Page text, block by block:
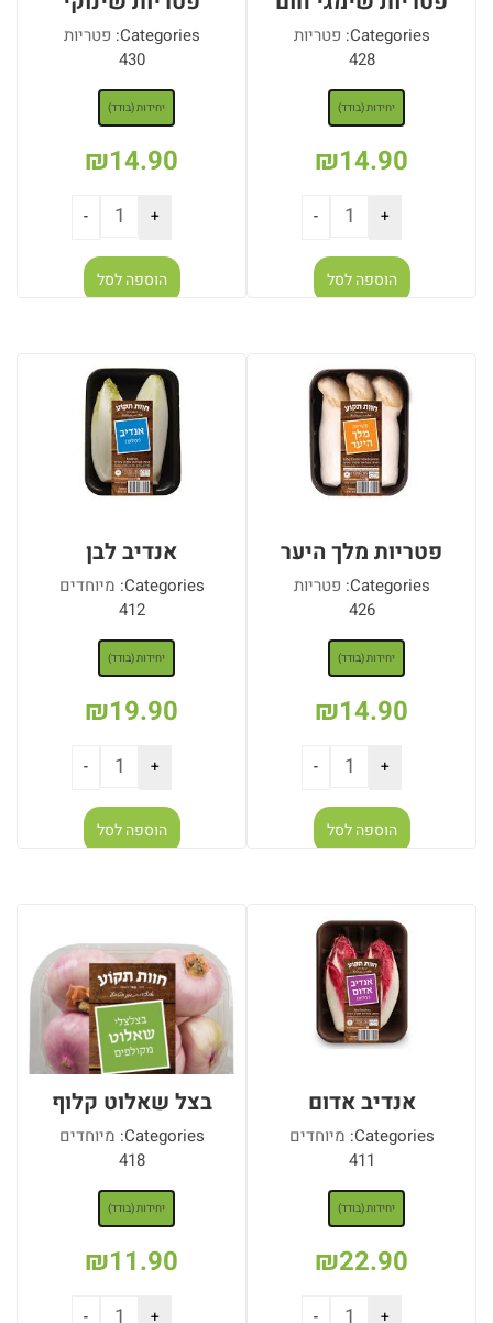
Categories: פטריות
428
יחידות (בודד)
₪14.90
הוספה לסל
Categories: פטריות
430
יחידות (בודד)
₪14.90
הוספה לסל
פטריות מלך היער
Categories: פטריות
426
יחידות (בודד)
₪14.90
הוספה לסל
אנדיב לבן
Categories: מיוחדים
412
יחידות (בודד)
₪19.90
הוספה לסל
אנדיב אדום
Categories: מיוחדים
411
יחידות (בודד)
₪22.90
בצל שאלוט קלוף
Categories: מיוחדים
418
יחידות (בודד)
₪11.90